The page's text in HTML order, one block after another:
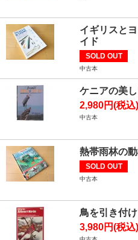
イギリスと
イド
SOLD OUT
中古本
ケニアの美
2,980円(税込)
中古本
熱帯雨林の
SOLD OUT
中古本
鳥を引き付
3,980円(税込)